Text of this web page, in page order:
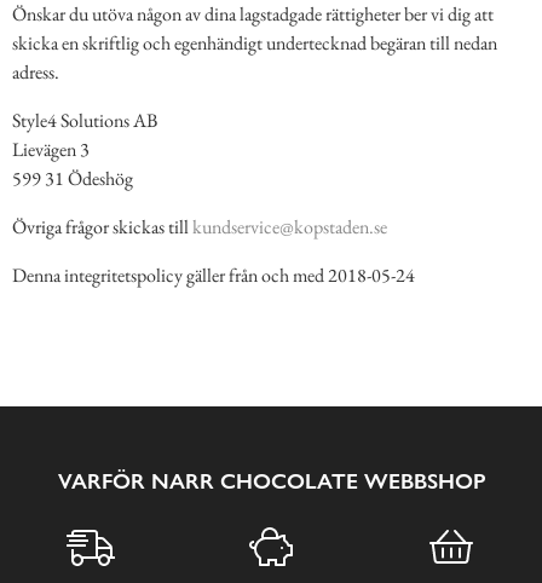
Önskar du utöva någon av dina lagstadgade rättigheter ber vi dig att
skicka en skriftlig och egenhändigt undertecknad begäran till nedan
adress.
Style4 Solutions AB
Lievägen 3
599 31 Ödeshög
Övriga frågor skickas tillkundservice@kopstaden.se
Denna integritetspolicy gäller från och med 2018-05-24
VARFÖR NARR CHOCOLATE WEBBSHOP